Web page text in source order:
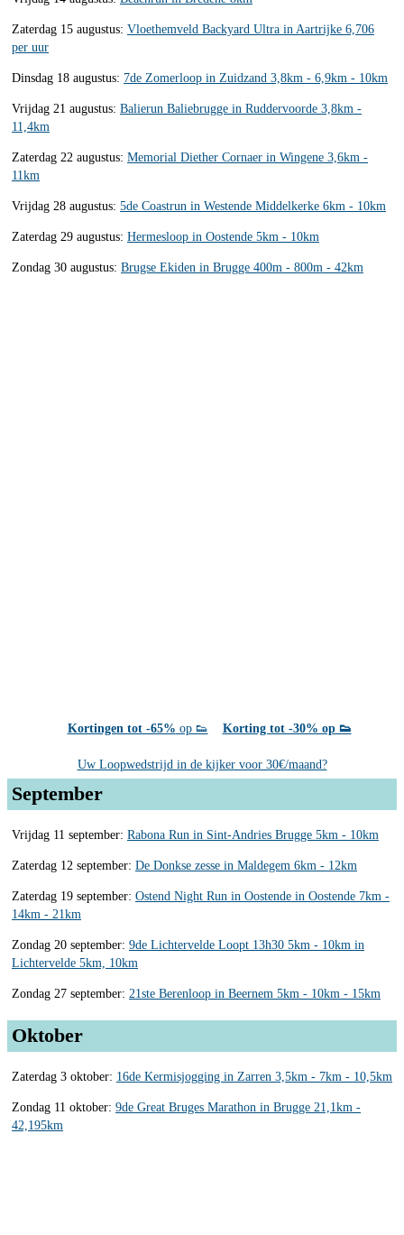
Zaterdag 15 augustus: Vloethemveld Backyard Ultra in Aartrijke 6,706
per uur
Dinsdag 18 augustus: 7de Zomerloop in Zuidzand 3,8km - 6,9km - 10km
Vrijdag 21 augustus: Balierun Baliebrugge in Ruddervoorde 3,8km -
11,4km
Zaterdag 22 augustus: Memorial Diether Cornaer in Wingene 3,6km -
11km
Vrijdag 28 augustus: 5de Coastrun in Westende Middelkerke 6km - 10km
Zaterdag 29 augustus: Hermesloop in Oostende 5km - 10km
Zondag 30 augustus: Brugse Ekiden in Brugge 400m - 800m - 42km
Kortingen tot -65% op 👟 Korting tot -30% op 👟
Uw Loopwedstrijd in de kijker voor 30€/maand?
September
Vrijdag 11 september: Rabona Run in Sint-Andries Brugge 5km - 10km
Zaterdag 12 september: De Donkse zesse in Maldegem 6km - 12km
Zaterdag 19 september: Ostend Night Run in Oostende in Oostende 7km -
14km - 21km
Zondag 20 september: 9de Lichtervelde Loopt 13h30 5km - 10km in
Lichtervelde 5km, 10km
Zondag 27 september: 21ste Berenloop in Beernem 5km - 10km - 15km
Oktober
Zaterdag 3 oktober: 16de Kermisjogging in Zarren 3,5km - 7km - 10,5km
Zondag 11 oktober: 9de Great Bruges Marathon in Brugge 21,1km -
42,195km